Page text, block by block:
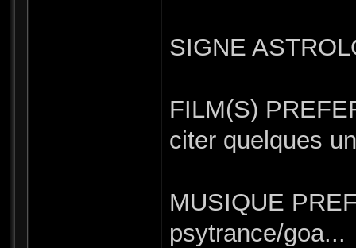
SIGNE
FILM(S)
citer quelques
MUSIQUE
psytrance/goa...